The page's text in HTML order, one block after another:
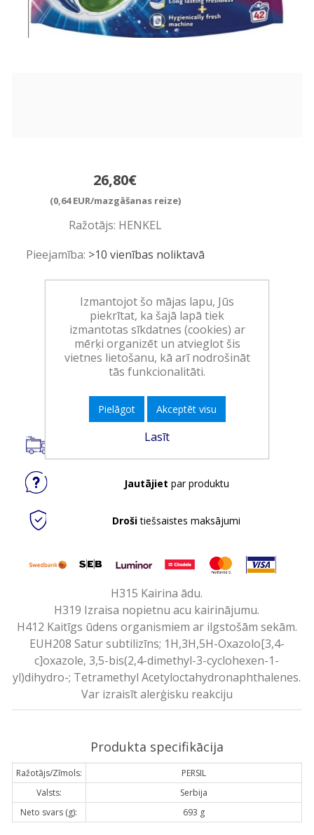
26,80€
(0,64 EUR/mazgāšanas reize)
Ražotājs: HENKEL
Pieejamība: >10 vienības noliktavā
9000101846010
Iepakojumā:4
Minimālais daudzums:1
Piegāde visā Latvijā.
Jautājiet par produktu
Drošitiešsaistes maksājumi
H315 Kairina ādu.
H319 Izraisa nopietnu acu kairinājumu.
H412 Kaitīgs ūdens organismiem ar ilgstošām sekām.
EUH208 Satur subtilizīns; 1H,3H,5H-Oxazolo[3,4-
c]oxazole, 3,5-bis(2,4-dimethyl-3-cyclohexen-1-
yl)dihydro-; Tetramethyl Acetyloctahydronaphthalenes.
Var izraisīt alerģisku reakciju
Produkta specifikācija
Ražotājs/Zīmols:
PERSIL
Valsts:
Serbija
Neto svars (g):
693 g
Izmantojot šo mājas lapu, Jūs
piekrītat, ka šajā lapā tiek
izmantotas sīkdatnes (cookies) ar
mērķi organizēt un atvieglot šis
vietnes lietošanu, kā arī nodrošināt
tās funkcionalitāti.
Pielāgot Akceptēt visu
Lasīt